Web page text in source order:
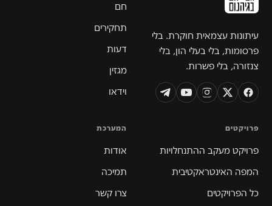
עיתונות עצמאית חוקרת. בלי
פרסומות, בלי בעלי הון, בלי
צנזורה, בלי פשרות.
חם
תחקירים
דעות
מגזין
וידאו
פרויקטים
פרויקט מעקב ההתנחלויות
המפה האינטראקטיבית
כל הפרויקטים
המערכת
אודות
תמיכה
צרו קשר